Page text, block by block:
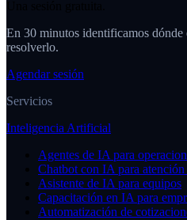
En 30 minutos identificamos
resolverlo.
Agendar sesión
Servicios
Inteligencia Artificial
Agentes de IA para
Chatbot con IA para
Asistente de IA para equipos
Capacitación en IA para
Automatización de